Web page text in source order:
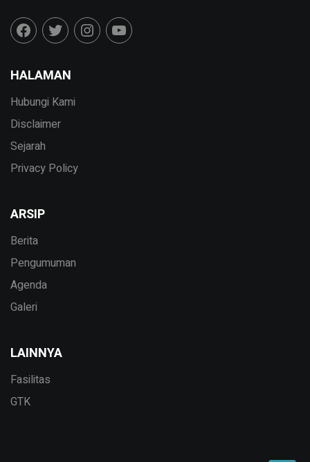
HALAMAN
Hubungi Kami
Disclaimer
Sejarah
Privacy Policy
ARSIP
Berita
Pengumuman
Agenda
Galeri
LAINNYA
Fasilitas
GTK